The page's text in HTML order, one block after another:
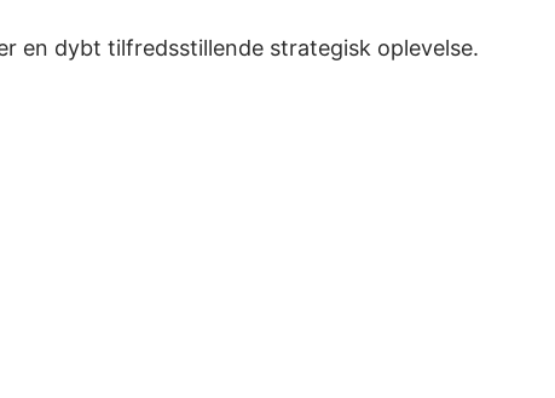
en dybt tilfredsstillende strategisk oplevelse.